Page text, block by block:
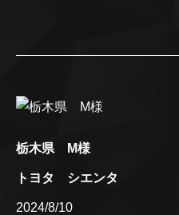
栃木県 M様
トヨタ シエンタ
2024/8/10